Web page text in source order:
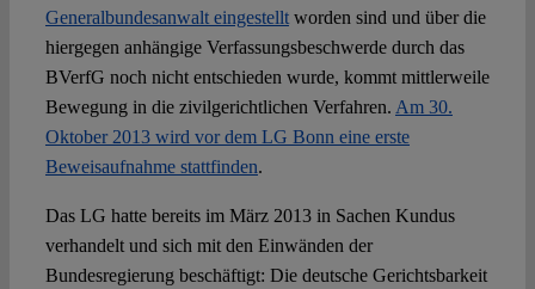
Generalbundesanwalt eingestelltworden sind und über die
hiergegen anhängige Verfassungsbeschwerde durch das
BVerfG noch nicht entschieden wurde, kommt mittlerweile
Bewegung in die zivilgerichtlichen Verfahren. Am 30.
Oktober 2013 wird vor dem LG Bonn eine erste
Beweisaufnahme stattfinden.
Das LG hatte bereits im März 2013 in Sachen Kundus
verhandelt und sich mit den Einwänden der
Bundesregierung beschäftigt: Die deutsche Gerichtsbarkeit